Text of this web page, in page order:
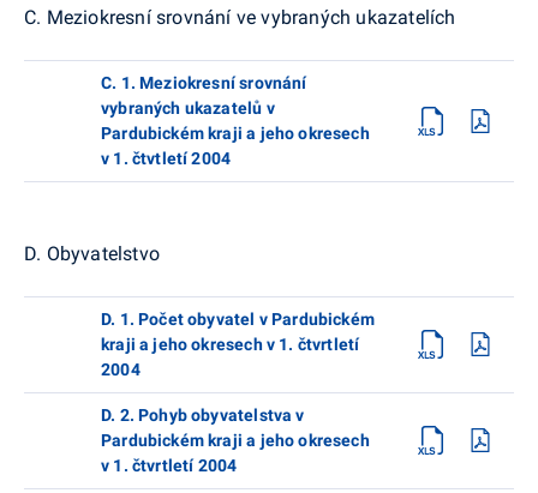
C. Meziokresní srovnání ve vybraných ukazatelích
C. 1. Meziokresní srovnání
vybraných ukazatelů v
Pardubickém kraji a jeho okresech
v 1. čtvtletí 2004
D. Obyvatelstvo
D. 1. Počet obyvatel v Pardubickém
kraji a jeho okresech v 1. čtvrtletí
2004
D. 2. Pohyb obyvatelstva v
Pardubickém kraji a jeho okresech
v 1. čtvrtletí 2004